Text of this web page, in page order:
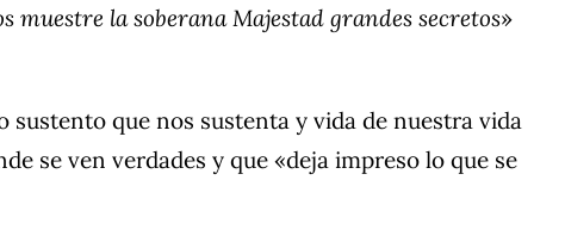
muestre la soberana Majestad grandes secretos»
que nos sustenta y vida de nuestra vida
se ven verdades y que «deja impreso lo que se